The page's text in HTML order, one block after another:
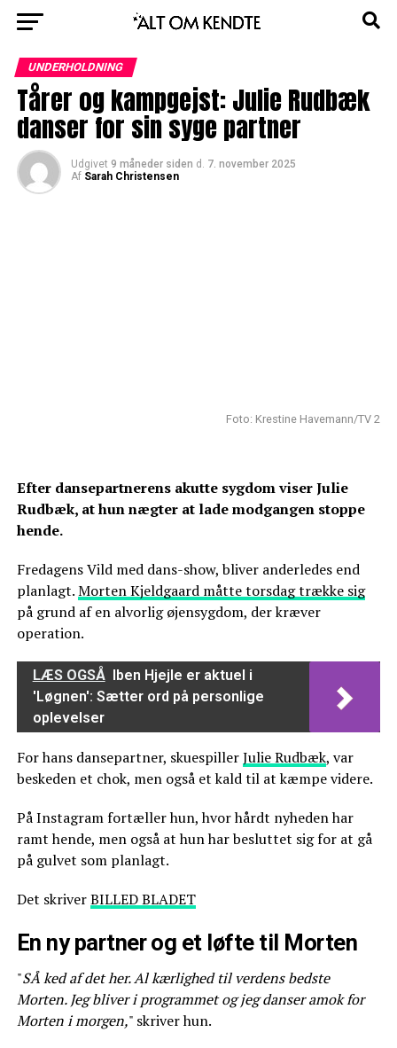
UNDERHOLDNING
Tårer og kampgejst: Julie Rudbæk
danser for sin syge partner
Udgivet 9 måneder siden d. 7. november 2025
Af Sarah Christensen
Foto: Krestine Havemann/TV 2
Efter dansepartnerens akutte sygdom viser Julie
Rudbæk, at hun nægter at lade modgangen stoppe
hende.
Fredagens Vild med dans-show, bliver anderledes end
planlagt.Morten Kjeldgaard måtte torsdag trække sig
på grund af en alvorlig øjensygdom, der kræver
operation.
LÆS OGSÅ Iben Hjejle er aktuel i
'Løgnen': Sætter ord på personlige
oplevelser
For hans dansepartner, skuespillerJulie Rudbæk, var
beskeden et chok, men også et kald til at kæmpe videre.
På Instagram fortæller hun, hvor hårdt nyheden har
ramt hende, men også at hun har besluttet sig for at gå
på gulvet som planlagt.
Det skriverBILLED BLADET
En ny partner og et løfte til Morten
"SÅ ked af det her. Al kærlighed til verdens bedste
Morten. Jeg bliver i programmet og jeg danser amok for
Morten i morgen," skriver hun.